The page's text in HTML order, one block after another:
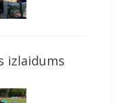
izlaidums